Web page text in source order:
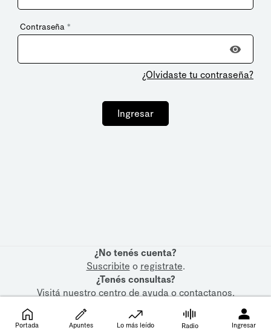
Contraseña *
¿Olvidaste tu contraseña?
Ingresar
¿No tenés cuenta?
Suscribite o registrate.
¿Tenés consultas?
Visitá nuestrocentro de ayudaocontactanos.
Portada Apuntes Lo más leído Radio Ingresar